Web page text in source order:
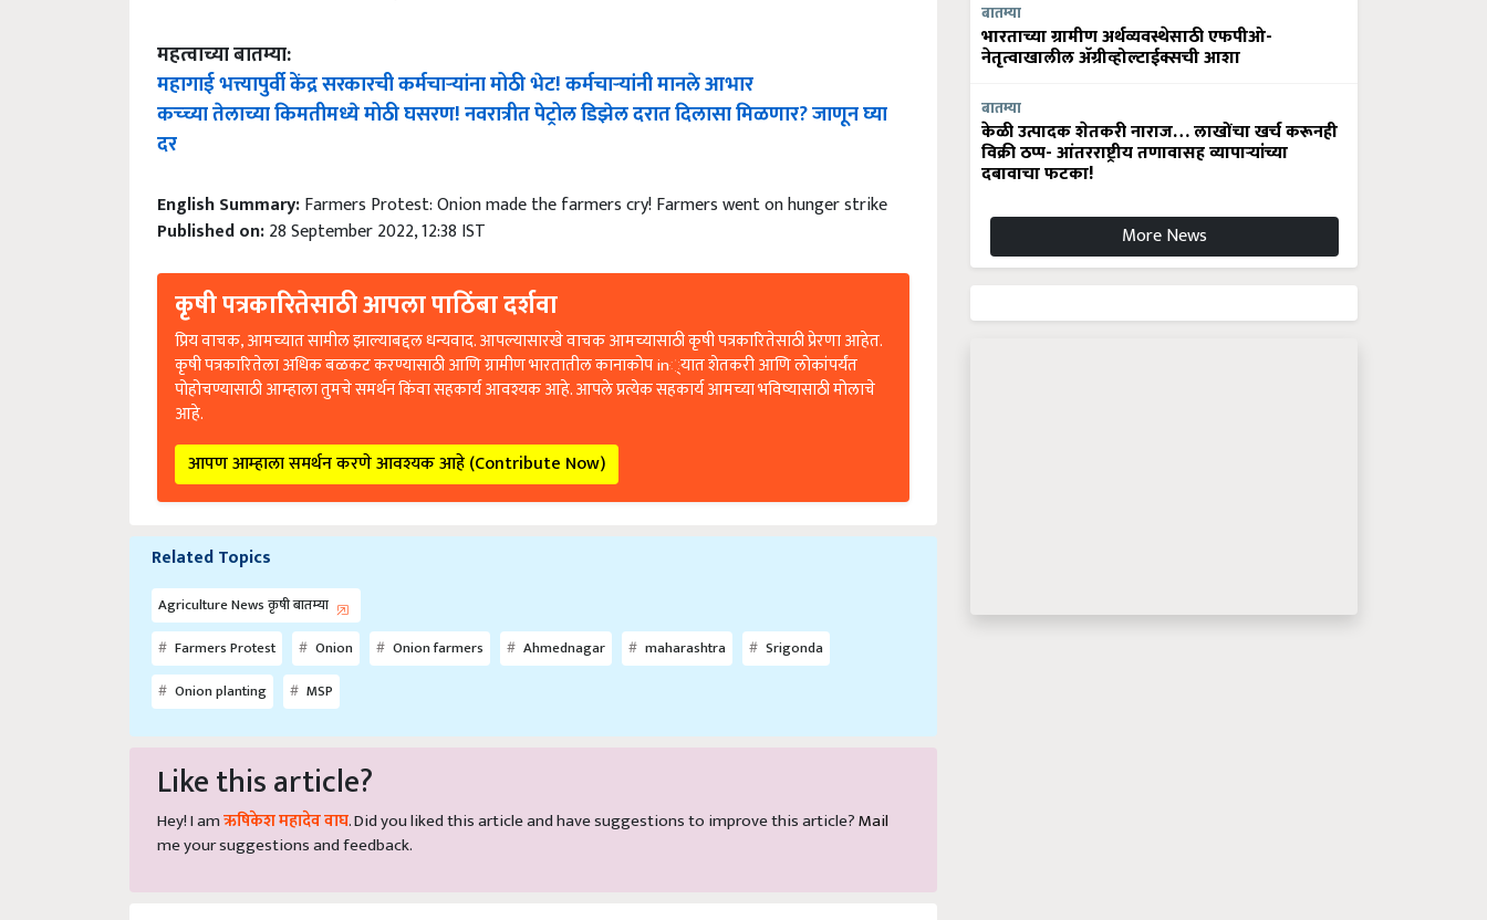
महत्वाच्या बातम्या:
महागाई भत्त्यापुर्वी केंद्र सरकारची कर्मचाऱ्यांना मोठी भेट! कर्मचाऱ्यांनी मानले आभार
कच्च्या तेलाच्या किमतीमध्ये मोठी घसरण! नवरात्रीत पेट्रोल डिझेल दरात दिलासा मिळणार? जाणून घ्या
दर
English Summary: Farmers Protest: Onion made the farmers cry! Farmers went on hunger strike
Published on: 28 September 2022, 12:38 IST
कृषी पत्रकारितेसाठी आपला पाठिंबा दर्शवा
प्रिय वाचक, आमच्यात सामील झाल्याबद्दल धन्यवाद. आपल्यासारखे वाचक आमच्यासाठी कृषी पत्रकारितेसाठी प्रेरणा आहेत.
कृषी पत्रकारितेला अधिक बळकट करण्यासाठी आणि ग्रामीण भारतातील कानाकोप in्यात शेतकरी आणि लोकांपर्यंत
पोहोचण्यासाठी आम्हाला तुमचे समर्थन किंवा सहकार्य आवश्यक आहे. आपले प्रत्येक सहकार्य आमच्या भविष्यासाठी मोलाचे
आहे.
आपण आम्हाला समर्थन करणे आवश्यक आहे (Contribute Now)
Related Topics
Agriculture News कृषी बातम्या
Farmers Protest
Onion Onion farmers Ahmednagar maharashtra
Srigonda
Onion planting
MSP
Like this article?
Hey! I am ऋषिकेश महादेव वाघ . Did you liked this article and have suggestions to improve this article? Mail
me your suggestions and feedback.
बातम्या
भारताच्या ग्रामीण अर्थव्यवस्थेसाठी एफपीओ-
नेतृत्वाखालील अ‍ॅग्रीव्होल्टाईक्सची आशा
बातम्या
केळी उत्पादक शेतकरी नाराज… लाखोंचा खर्च करूनही
विक्री ठप्प- आंतरराष्ट्रीय तणावासह व्यापाऱ्यांच्या
दबावाचा फटका!
More News